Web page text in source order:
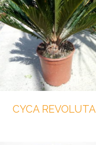
CYCA REVOLUTA